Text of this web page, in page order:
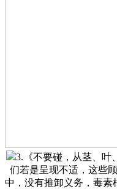
3.《不要碰，从茎、叶
们若是呈现不适，这些
中，没有推卸义务，毒素